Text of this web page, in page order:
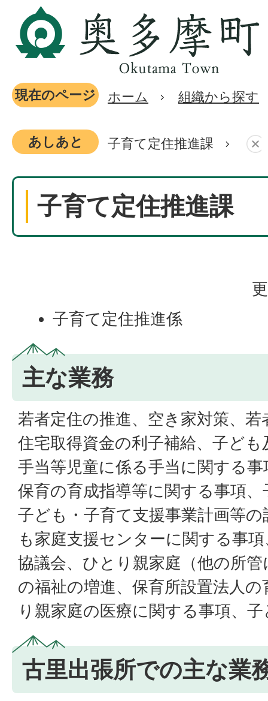
現在のページ ホーム 組織から探す
あしあと 子育て定住推進課
子育て定住推進課
子育て定住推進係
主な業務
若者定住の推進、空き家対策、
住宅取得資金の利子補給、子ど
手当等児童に係る手当に関する
保育の育成指導等に関する事項
子ども・子育て支援事業計画等
も家庭支援センターに関する事
協議会、ひとり親家庭（他の所
の福祉の増進、保育所設置法人
り親家庭の医療に関する事項、
古里出張所での主な業